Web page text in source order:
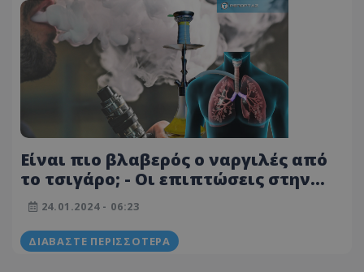
Είναι πιο βλαβερός ο ναργιλές από
το τσιγάρο; - Οι επιπτώσεις στην
υγεία και οι κίνδυνοι της νέας…
«μόδας» - Τι λέει ειδικός στο «Τ»
24.01.2024 - 06:23
ΔΙΑΒΆΣΤΕ ΠΕΡΙΣΣΌΤΕΡΑ